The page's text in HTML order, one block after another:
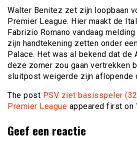
Walter Benitez zet zijn loopbaan
Premier League. Hier maakt de
Fabrizio Romano vandaag
zijn handtekening zetten onder
Palace. Het was al bekend dat
deze zomer zou gaan vertrekken
sluitpost weigerde zijn aflopende
The post PSV ziet basisspeler
Premier League appeared first on
Geef een reactie